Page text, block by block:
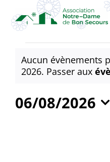
contenu
ACCUEIL
ASSOCIATION
ÉTABLISSEMENTS
Évènements
for
juin
Notice
Aucun évènements
2026. Passer aux
06/08/2026